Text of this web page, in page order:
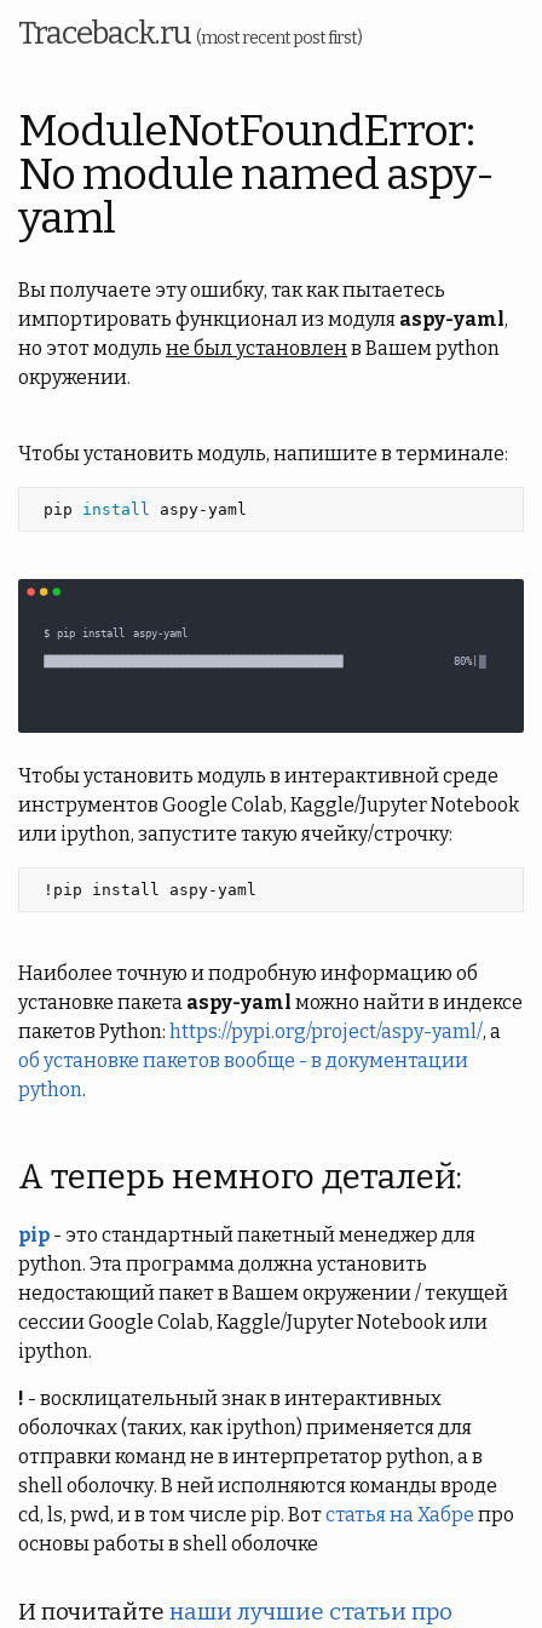
Traceback.ru (most recent post first)
ModuleNotFoundError:
No module named aspy-
yaml
Вы получаете эту ошибку, так как пытаетесь
импортировать функционал из модуля aspy-yaml,
но этот модуль не был установленв Вашем python
окружении.
Чтобы установить модуль, напишите в терминале:
pip install aspy-yaml
Чтобы установить модуль в интерактивной среде
инструментов Google Colab, Kaggle/Jupyter Notebook
или ipython, запустите такую ячейку/строчку:
!pip install aspy-yaml
Наиболее точную и подробную информацию об
установке пакета aspy-yaml можно найти в индексе
пакетов Python: https://pypi.org/project/aspy-yaml/, а
об установке пакетов вообще - в документации
python.
А теперь немного деталей:
pip - это стандартный пакетный менеджер для
python. Эта программа должна установить
недостающий пакет в Вашем окружении / текущей
сессии Google Colab, Kaggle/Jupyter Notebook или
ipython.
! - восклицательный знак в интерактивных
оболочках (таких, как ipython) применяется для
отправки команд не в интерпретатор python, а в
shell оболочку. В ней исполняются команды вроде
cd, ls, pwd, и в том числе pip. Вотстатья на Хабре про
основы работы в shell оболочке
И почитайте наши лучшие статьи про